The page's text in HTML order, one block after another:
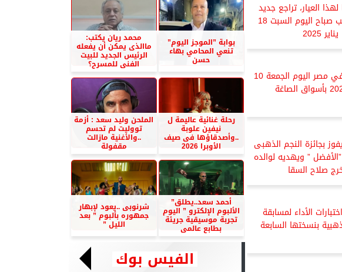
لهذا العيار، تراجع جديد
لأسعار الذهب صباح اليوم السبت 18
يناير 2025
سعر الذهب في مصر اليوم الجمعة 10
بجائزة النجم الذهبى
” ويهديه لوالده
صلاح السقا
الأداء لمسابقة
بنسختها السابعة
بوابة ”الموجز اليوم”
تنعي المحامي بهاء
حسن
محمد ريان يكتب:
ماالذى يمكن أن يفعله
الرئيس الجديد للبيت
الفنى للمسرح؟
رحلة غنائية عاليمة ل
نيفين علوبة
..وأصدقاؤها فى صيف
الأوبرا 2026
الملحن وليد سعد : أزمة
تووليت لم تحسم
..والأغنية مازالت
مقفولة
أحمد سعد..يطلق”
الألبوم الإلكترو ” اليوم
تجربة موسيقية جريئة
بطابع عالمى
شرنوبى ..يعود لإبهار
جمهوره بألبوم ” بعد
الليل ”
الفيس بوك